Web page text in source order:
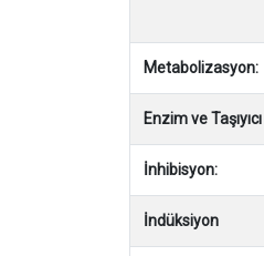
Metabolizasyon:
Enzim ve
İnhibisyon:
İndüksiyon